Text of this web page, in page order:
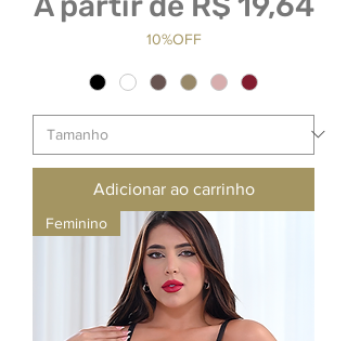
10%OFF
Adicionar ao carrinho
Feminino